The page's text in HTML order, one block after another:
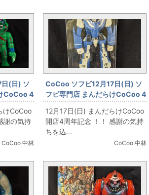
(日) ソ
CoCoo 4
ド大集
けCoCoo
謝の気持
CoCoo 中林
CoCoo ソフビ12月17日(日) ソ
フビ専門店 まんだらけCoCoo 4
周年記念 「タカトク VF-1Jマッ
クス専用タイプ」
12月17日(日) まんだらけCoCoo
開店4周年記念 ！！ 感謝の気持
ちを込...
CoCoo 中林